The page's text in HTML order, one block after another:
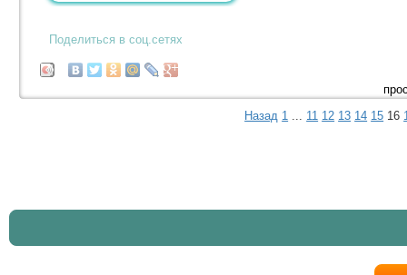
Поделиться в соц.сетях
Назад 1 11 12 13 14 15 16